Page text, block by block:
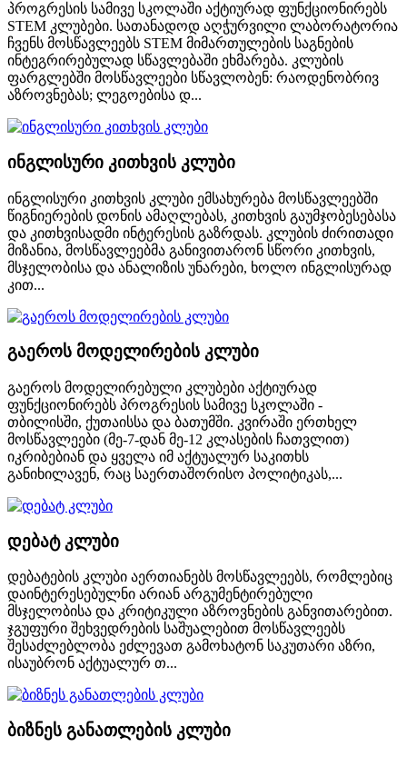
პროგრესის სამივე სკოლაში აქტიურად ფუნქციონირებს
STEM კლუბები. სათანადოდ აღჭურვილი ლაბორატორია
ჩვენს მოსწავლეებს STEM მიმართულების საგნების
ინტეგრირებულად სწავლებაში ეხმარება. კლუბის
ფარგლებში მოსწავლეები სწავლობენ: რაოდენობრივ
აზროვნებას; ლეგოებისა დ...
ინგლისური კითხვის კლუბი
ინგლისური კითხვის კლუბი ემსახურება მოსწავლეებში
წიგნიერების დონის ამაღლებას, კითხვის გაუმჯობესებასა
და კითხვისადმი ინტერესის გაზრდას. კლუბის ძირითადი
მიზანია, მოსწავლეებმა განივითარონ სწორი კითხვის,
მსჯელობისა და ანალიზის უნარები, ხოლო ინგლისურად
კით...
გაეროს მოდელირების კლუბი
გაეროს მოდელირებული კლუბები აქტიურად
ფუნქციონირებს პროგრესის სამივე სკოლაში -
თბილისში, ქუთაისსა და ბათუმში. კვირაში ერთხელ
მოსწავლეები (მე-7-დან მე-12 კლასების ჩათვლით)
იკრიბებიან და ყველა იმ აქტუალურ საკითხს
განიხილავენ, რაც საერთაშორისო პოლიტიკას,...
დებატ კლუბი
დებატების კლუბი აერთიანებს მოსწავლეებს, რომლებიც
დაინტერესებულნი არიან არგუმენტირებული
მსჯელობისა და კრიტიკული აზროვნების განვითარებით.
ჯგუფური შეხვედრების საშუალებით მოსწავლეებს
შესაძლებლობა ეძლევათ გამოხატონ საკუთარი აზრი,
ისაუბრონ აქტუალურ თ...
ბიზნეს განათლების კლუბი